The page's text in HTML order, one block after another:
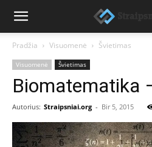
Pradžia Visuomenė Švietimas
Visuomenė Švietimas
Biomatematika
Autorius: Straipsniai.org - Bir 5, 2015